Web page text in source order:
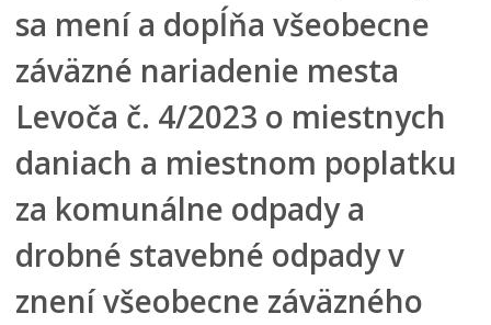
VOĽBY
VŠEOBECNE ZÁVÄZNÉ NARIADENIA
NÁVRHY VZN
SCHVÁLENÉ VZN
Územné plánovanie
Tlačové správy
Rozpočet mesta
sa mení a dopĺňa všeobecne
záväzné nariadenie mesta
Levoča č. 4/2023 o miestnych
daniach a miestnom poplatku
za komunálne odpady a
drobné stavebné odpady v
znení všeobecne záväzného